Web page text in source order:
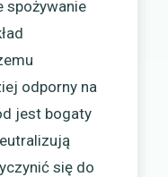
spożywanie
odporny na
jest bogaty
się do